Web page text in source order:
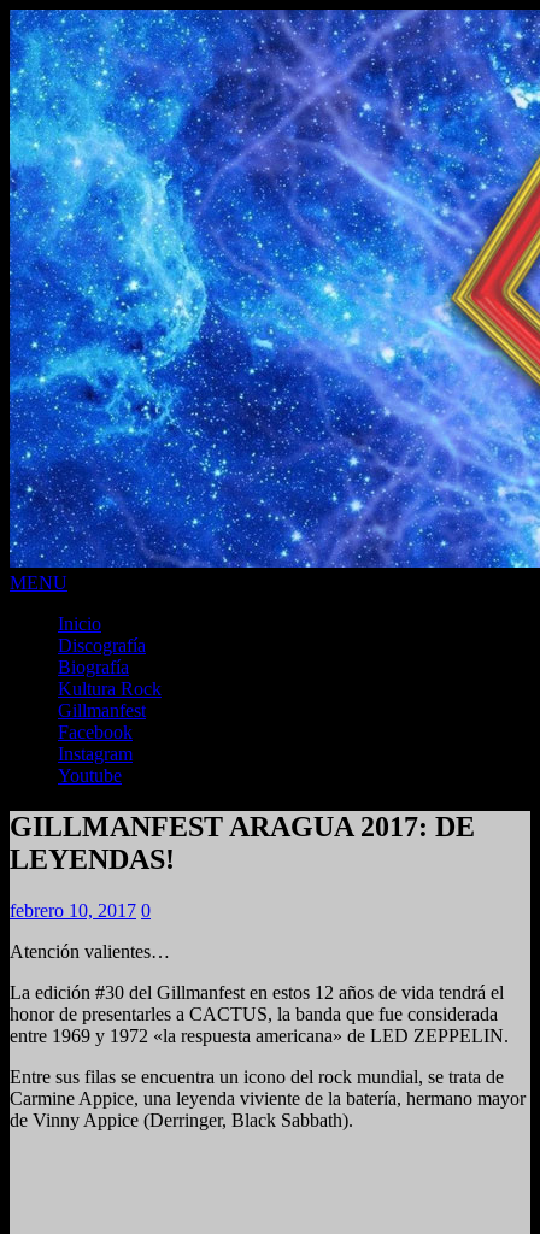
MENU
Inicio
Discografía
Biografía
Kultura Rock
Gillmanfest
Facebook
Instagram
Youtube
GILLMANFEST ARAGUA 2017: DE
LEYENDAS!
febrero 10, 2017 0
Atención valientes…
La edición #30 del Gillmanfest en estos 12 años de vida tendrá el
honor de presentarles a CACTUS, la banda que fue considerada
entre 1969 y 1972 «la respuesta americana» de LED ZEPPELIN.
Entre sus filas se encuentra un icono del rock mundial, se trata de
Carmine Appice, una leyenda viviente de la batería, hermano mayor
de Vinny Appice (Derringer, Black Sabbath).